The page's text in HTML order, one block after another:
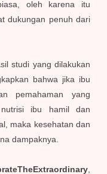
oleh karena itu
dukungan penuh dari
studi yang dilakukan
bahwa jika ibu
pemahaman yang
ibu hamil dan
maka kesehatan dan
dampaknya.